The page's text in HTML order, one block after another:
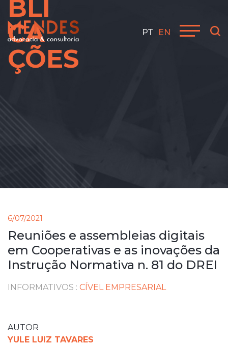
PT EN
BLI
CA
ÇÕES
6/07/2021
Reuniões e assembleias digitais
em Cooperativas e as inovações da
Instrução Normativa n. 81 do DREI
INFORMATIVOS : CÍVEL EMPRESARIAL
AUTOR
YULE LUIZ TAVARES